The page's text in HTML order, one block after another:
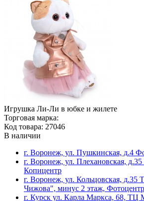
Игрушка Ли-Ли в юбке и жилете
Торговая марка:
Код товара: 27046
В наличии
г. Воронеж, ул. Пушкинская, д.4
г. Воронеж, ул. Плехановская,
Копицентр
г. Воронеж, ул. Кольцовская, д.35
Чижова", минус 2 этаж, Фотоцентр
г. Курск ул. Карла Маркса, 68, ТЦ